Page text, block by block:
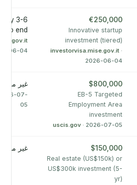
€250,000
Innovative startup
investment (tiered)
investorvisa.mise.gov.it ·
2026-06-04
3-6
to end
06-04
$800,000
EB-5 Targeted
Employment Area
investment
uscis.gov · 2026-07-05
غير
07-
05
$150,000
Real estate (US$150k) or
US$300k investment (5-
yr)
غير